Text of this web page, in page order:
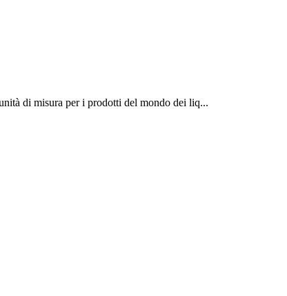
di misura per i prodotti del mondo dei liq...